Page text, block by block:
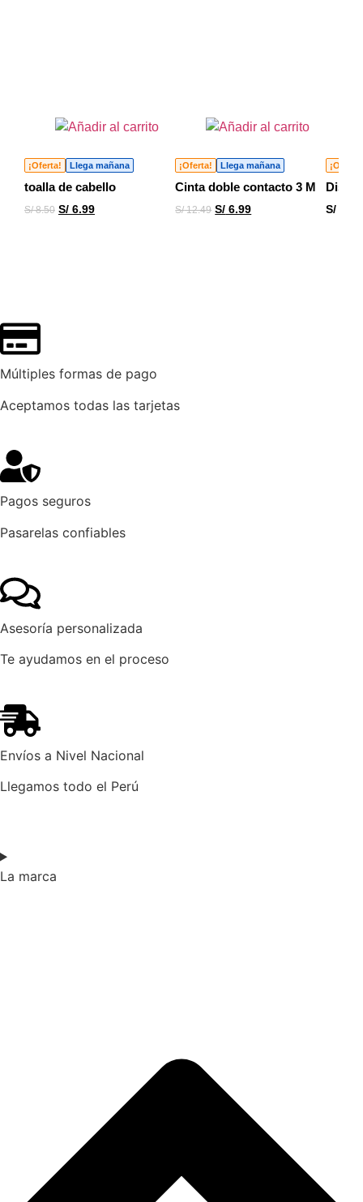
¡Oferta! Llega mañana
toalla de cabello
S/8.50 S/ 6.99
¡Oferta! Llega mañana
Cinta doble contacto 3 M
S/12.49 S/ 6.99
¡Oferta!
S/
Múltiples formas de pago
Aceptamos todas las tarjetas
Pagos seguros
Pasarelas confiables
Asesoría personalizada
Te ayudamos en el proceso
Envíos a Nivel Nacional
Llegamos todo el Perú
La marca​